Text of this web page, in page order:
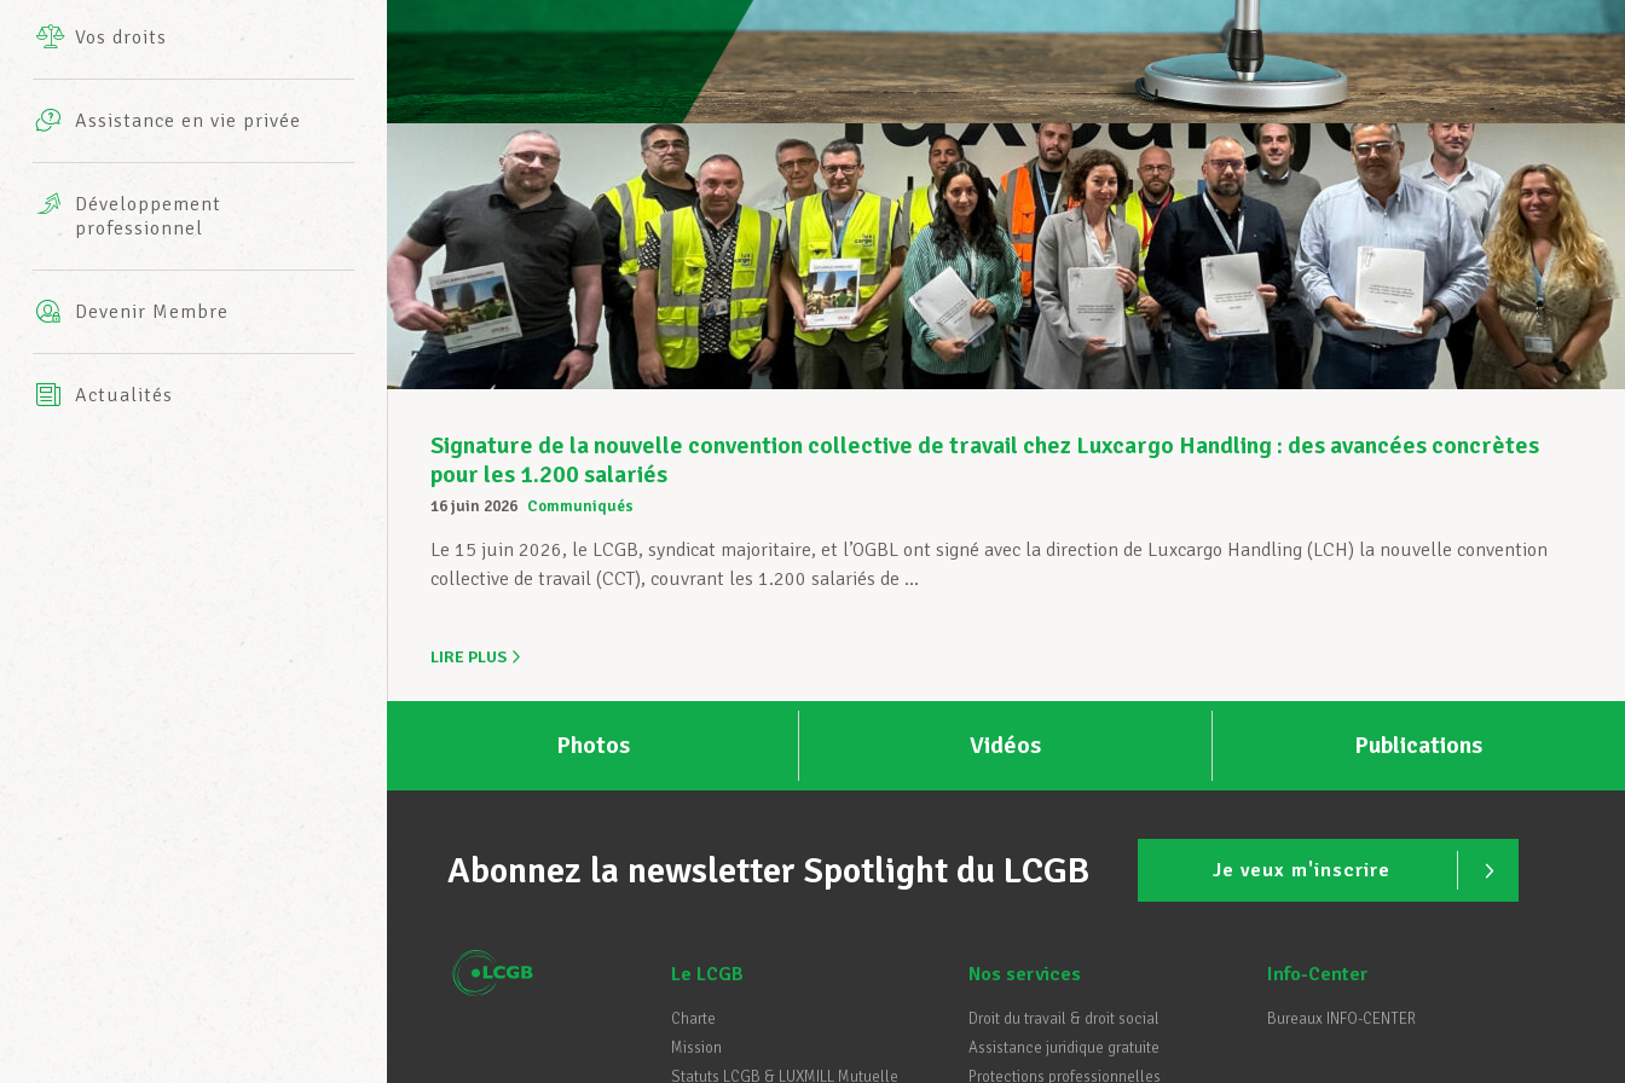
INFO-CENTER
Vos droits
Assistance en vie privée
complémentaires
AXA
Développement
professionnel
Devenir Membre
Actualités
Signature de la nouvelle convention collective de travail chez Luxcargo Handling : des avancées concrètes
pour les 1.200 salariés
16 juin 2026 Communiqués
Le 15 juin 2026, le LCGB, syndicat majoritaire, et l’OGBL ont signé avec la direction de Luxcargo Handling (LCH) la nouvelle convention
collective de travail (CCT), couvrant les 1.200 salariés de ...
LIRE PLUS
Photos Vidéos Publications
Abonnez la newsletter Spotlight du LCGB Je veux m'inscrire
Le LCGB
Charte
Mission
Statuts LCGB & LUXMILL Mutuelle
Nos services
Droit du travail & droit social
Assistance juridique gratuite
Protections professionnelles
Info-Center
Bureaux INFO-CENTER